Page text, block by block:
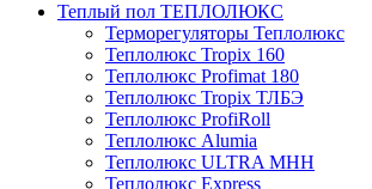
Теплый пол ТЕПЛОЛЮКС
Терморегуляторы Теплолюкс
Теплолюкс Tropix 160
Теплолюкс Profimat 180
Теплолюкс Tropix ТЛБЭ
Теплолюкс ProfiRoll
Теплолюкс Alumia
Теплолюкс ULTRA МНН
Теплолюкс Express